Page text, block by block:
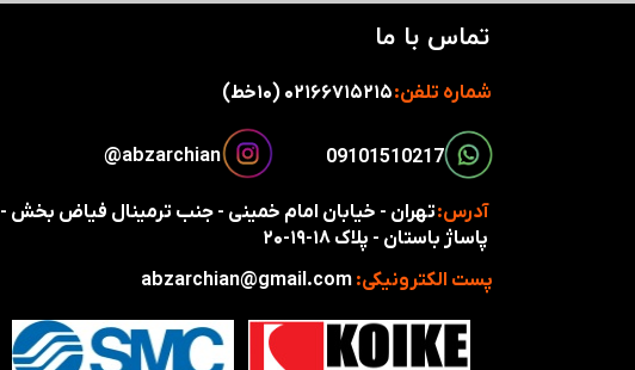
تماس با ما
شماره تلفن:
آدرس:تهران - خیابان امام خمینی - جنب ترمینال فیاض بخش -
پاساژ باستان - پلاک ۱۸-۱۹-۲۰
پست الکترونیکی: abzarchian@gmail.com
​​09101510217​​​​​​​
​​​abzarchian@